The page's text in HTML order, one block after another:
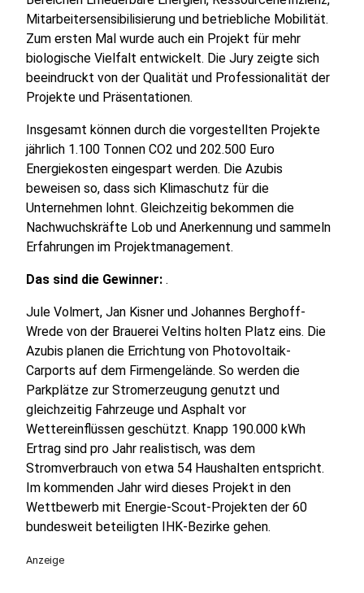
Mitarbeitersensibilisierung und betriebliche Mobilität.
Zum ersten Mal wurde auch ein Projekt für mehr
biologische Vielfalt entwickelt. Die Jury zeigte sich
beeindruckt von der Qualität und Professionalität der
Projekte und Präsentationen.
Insgesamt können durch die vorgestellten Projekte
jährlich 1.100 Tonnen CO2 und 202.500 Euro
Energiekosten eingespart werden. Die Azubis
beweisen so, dass sich Klimaschutz für die
Unternehmen lohnt. Gleichzeitig bekommen die
Nachwuchskräfte Lob und Anerkennung und sammeln
Erfahrungen im Projektmanagement.
Das sind die Gewinner: .
Jule Volmert, Jan Kisner und Johannes Berghoff-
Wrede von der Brauerei Veltins holten Platz eins. Die
Azubis planen die Errichtung von Photovoltaik-
Carports auf dem Firmengelände. So werden die
Parkplätze zur Stromerzeugung genutzt und
gleichzeitig Fahrzeuge und Asphalt vor
Wettereinflüssen geschützt. Knapp 190.000 kWh
Ertrag sind pro Jahr realistisch, was dem
Stromverbrauch von etwa 54 Haushalten entspricht.
Im kommenden Jahr wird dieses Projekt in den
Wettbewerb mit Energie-Scout-Projekten der 60
bundesweit beteiligten IHK-Bezirke gehen.
Anzeige